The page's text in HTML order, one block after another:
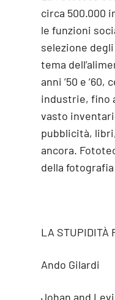
circa 500.000
le funzioni
selezione
tema
anni ’50 e
industrie, fino
vasto
pubblicità,
ancora.
della
LA STUPIDITÀ
Ando Gilardi
Johan and